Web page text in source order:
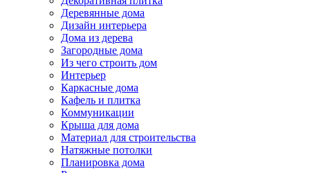
Деревянные дома
Дизайн интерьера
Дома из дерева
Загородные дома
Из чего строить дом
Интерьер
Каркасные дома
Кафель и плитка
Коммуникации
Крыша для дома
Материал для строительства
Натяжные потолки
Планировка дома